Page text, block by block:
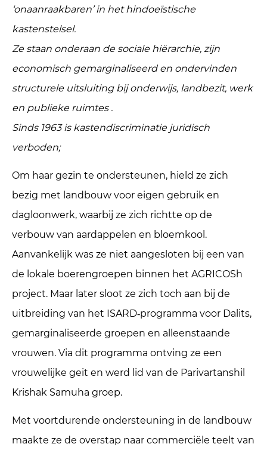
‘onaanraakbaren’ in het hindoeïstische
kastenstelsel.
Ze staan onderaan de sociale hiërarchie, zijn
economisch gemarginaliseerd en ondervinden
structurele uitsluiting bij onderwijs, landbezit, werk
en publieke ruimtes .
Sinds 1963 is kastendiscriminatie juridisch
verboden;
Om haar gezin te ondersteunen, hield ze zich
bezig met landbouw voor eigen gebruik en
dagloonwerk, waarbij ze zich richtte op de
verbouw van aardappelen en bloemkool.
Aanvankelijk was ze niet aangesloten bij een van
de lokale boeren­groepen binnen het AGRICOSh
project. Maar later sloot ze zich toch aan bij de
uitbreiding van het ISARD‑programma voor Dalits,
gemarginaliseerde groepen en alleenstaande
vrouwen. Via dit programma ontving ze een
vrouwelijke geit en werd lid van de Parivartanshil
Krishak Samuha groep.
Met voortdurende ondersteuning in de landbouw
maakte ze de overstap naar commerciële teelt van